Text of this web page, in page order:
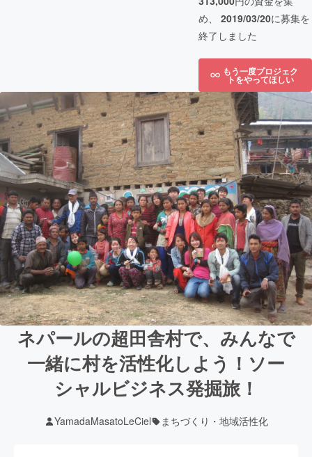
め、 2019/03/20に募集を
終了しました
もう一度プロジェク
トをやってほしい
ネパールの超田舎村で、みんなで
一緒に村を活性化しよう！ソー
シャルビジネス発掘旅！
YamadaMasatoLeCiel まちづくり・地域活性化